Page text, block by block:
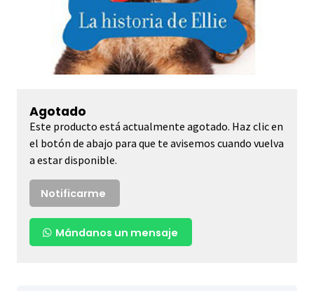
Agotado
Este producto está actualmente agotado. Haz clic en
el botón de abajo para que te avisemos cuando vuelva
a estar disponible.
Notificarme
Mándanos un mensaje